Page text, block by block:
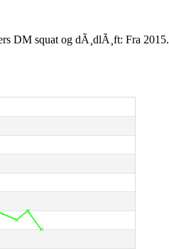
DM squat og dÃ¸dlÃ¸ft: Fra 2015.